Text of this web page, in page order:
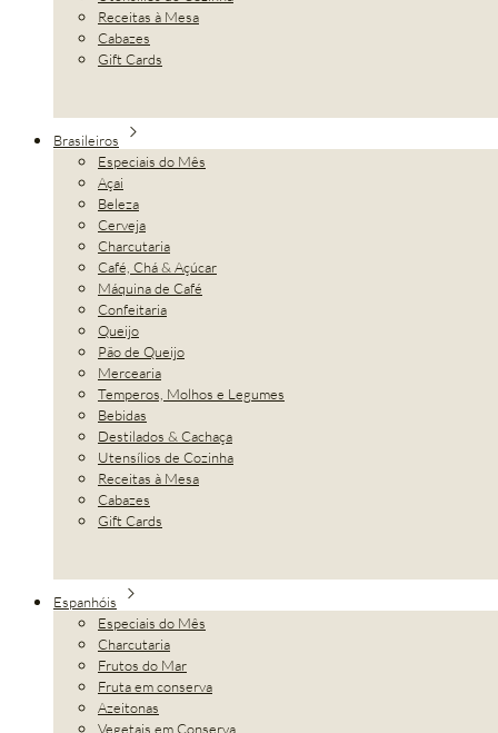
Receitas à Mesa
Cabazes
Gift Cards
Brasileiros
Especiais do Mês
Açai
Beleza
Cerveja
Charcutaria
Café, Chá & Açúcar
Máquina de Café
Confeitaria
Queijo
Pão de Queijo
Mercearia
Temperos, Molhos e Legumes
Bebidas
Destilados & Cachaça
Utensílios de Cozinha
Receitas à Mesa
Cabazes
Gift Cards
Espanhóis
Especiais do Mês
Charcutaria
Frutos do Mar
Fruta em conserva
Azeitonas
Vegetais em Conserva